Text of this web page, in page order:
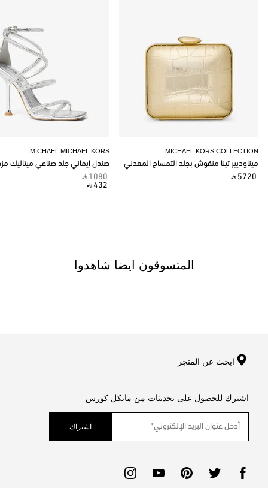
MICHAEL MICHAEL KORS
صندل إيماني جلد صناعي ميتاليك
‎ ⃁ 1080 ‎
‎ ⃁ 432 ‎
MICHAEL KORS COLLECTION
ميناوديير تينا منقوش بجلد التمساح المعدني
‎ ⃁ 5720 ‎
المتسوقون ايضا شاهدوا
ابحث عن المتجر
اشترك للحصول على تحديثات من مايكل كورس
اشتراك